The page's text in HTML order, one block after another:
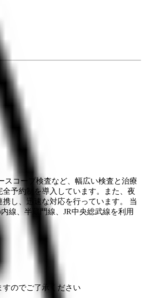
スコープ検査など、幅広い検査と治療
予約制を導入しています。また、夜
し、迅速な対応を行っています。 当
線、半蔵門線、JR中央総武線を利用
のでご了承ください